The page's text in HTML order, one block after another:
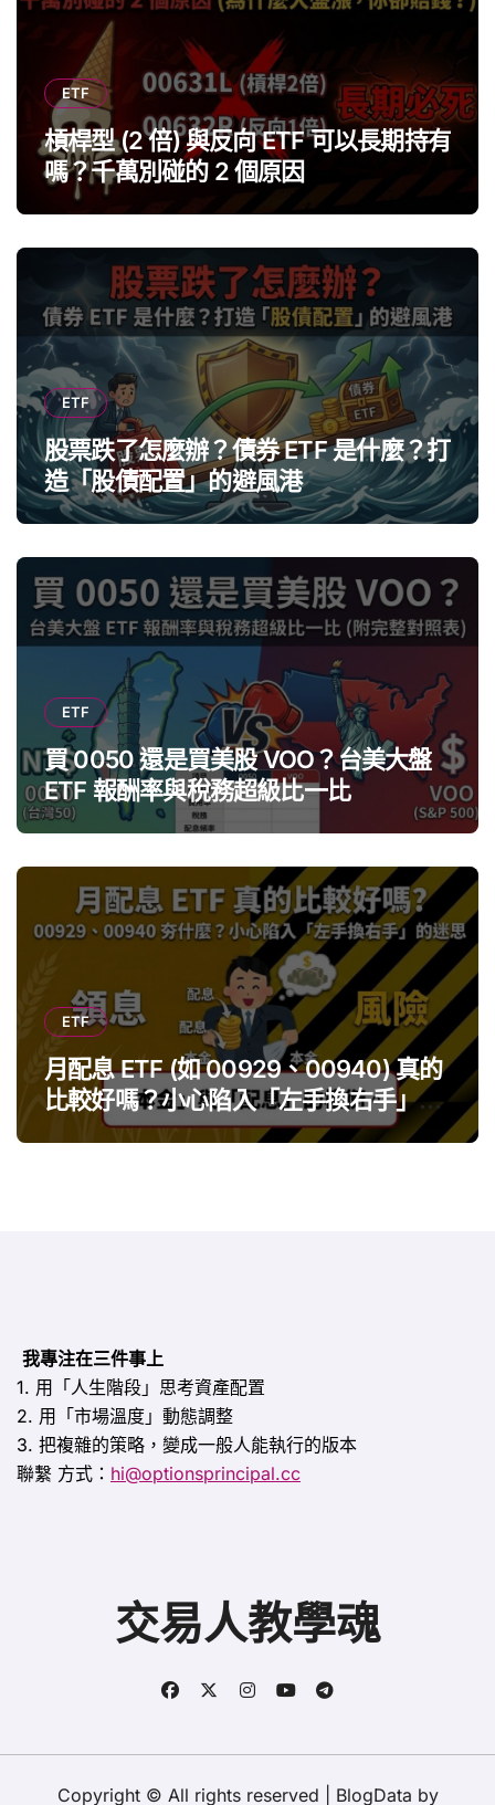
ETF
槓桿型 (2 倍) 與反向 ETF 可以長期持有
嗎？千萬別碰的 2 個原因
ETF
股票跌了怎麼辦？債券 ETF 是什麼？打
造「股債配置」的避風港
ETF
買 0050 還是買美股 VOO？台美大盤
ETF 報酬率與稅務超級比一比
ETF
月配息 ETF (如 00929、00940) 真的
比較好嗎？小心陷入「左手換右手」迷
我專注在三件事上
1. 用「人生階段」思考資產配置
2. 用「市場溫度」動態調整
3. 把複雜的策略，變成一般人能執行的版本
聯繫 方式： hi@optionsprincipal.cc
交易人教學魂
Copyright © All rights reserved BlogData by